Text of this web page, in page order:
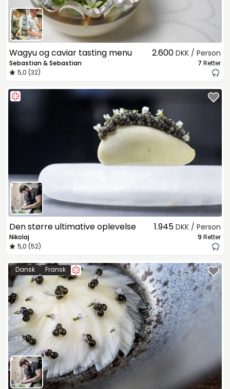
Wagyu og caviar tasting menu
Sebastian & Sebastian
5,0 (32)
2.600 DKK / Person
7 Retter
Den større ultimative oplevelse
Nikolaj
5,0 (52)
1.945 DKK / Person
9 Retter
Dansk Fransk